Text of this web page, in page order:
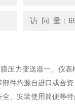
访 问 量：
压力变送器一、仪表
件均源自进口或合
、安装使用简便等